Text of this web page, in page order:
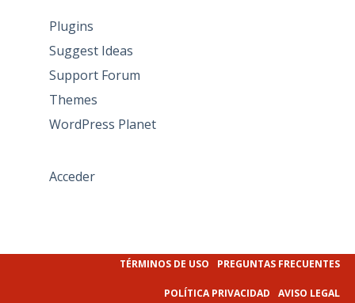
Plugins
Suggest Ideas
Support Forum
Themes
WordPress Planet
Acceder
TÉRMINOS DE USO PREGUNTAS FRECUENTES
POLÍTICA PRIVACIDAD AVISO LEGAL